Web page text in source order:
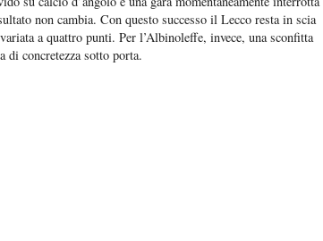
non cambia. Con questo successo il Lecco resta in scia
a quattro punti. Per l’Albinoleffe, invece, una sconfitta
di concretezza sotto porta.